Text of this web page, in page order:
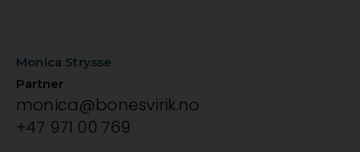
Monica Strysse
Partner
monica@bonesvirik.no
+47 971 00 769